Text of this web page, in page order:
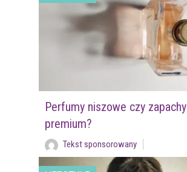
Perfumy niszowe czy zapachy
premium?
Tekst sponsorowany